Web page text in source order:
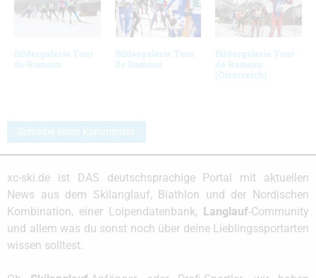
Bildergalerie Tour
de Ramsau
Bildergalerie Tour
de Ramsau
Bildergalerie Tour
de Ramsau
(Österreich)
Schreibe einen Kommentar
xc-ski.de ist DAS deutschsprachige Portal mit aktuellen
News aus dem Skilanglauf, Biathlon und der Nordischen
Kombination, einer Loipendatenbank, Langlauf-Community
und allem was du sonst noch über deine Lieblingssportarten
wissen solltest.